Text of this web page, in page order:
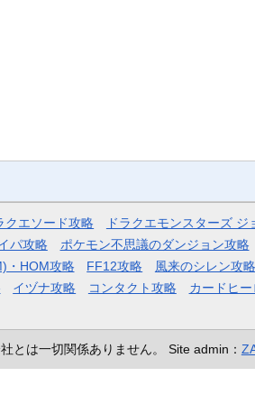
クエソード攻略 ドラクエモンスターズ ジ
パ攻略 ポケモン不思議のダンジョン攻略
・HOM攻略 FF12攻略 風来のシレン攻略
イヅナ攻略 コンタクト攻略 カードヒ
とは一切関係ありません。 Site admin：